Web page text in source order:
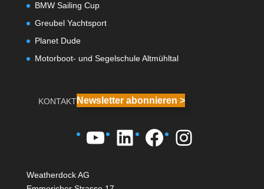
BMW Sailing Cup
Greubel Yachtsport
Planet Dude
Motorboot- und Segelschule Altmühltal
KONTAKTNewsletter abonnieren >
YouTube
LinkedIn
Facebook
Weatherdock AG